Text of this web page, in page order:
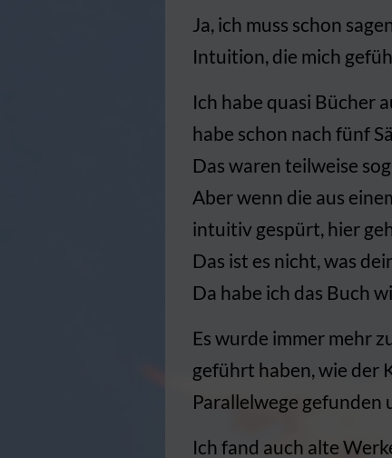
Ja, ich muss schon
Intuition, die mich
Ich habe quasi Bücher
habe schon nach fünf
Das waren teilweise
Aber wenn die aus
intuitiv gespürt, hier
Das ist es nicht, was
Da habe ich das Buch
Es wurde immer mehr
geführt haben, wie der
Parallelwege gefunden
Ich fand auch alte